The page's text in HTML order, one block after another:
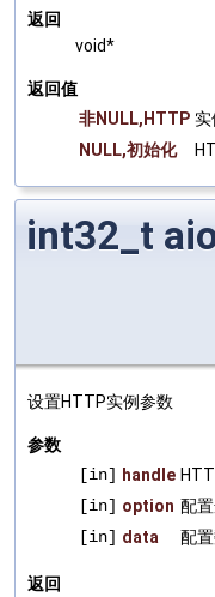
返回
void*
返回值
非NULL,HTTP 实
NULL,初始化
int32_t
设置HTTP实例参数
参数
[in]
handle
[in] option 配
[in] data 配
返回